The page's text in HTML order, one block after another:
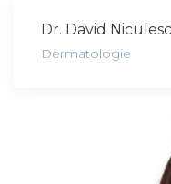
Dr. David
Dermatologie